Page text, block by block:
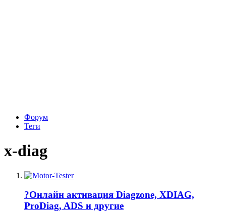
Форум
Теги
x-diag
?Онлайн активация Diagzone, XDIAG,
ProDiag, ADS и другие